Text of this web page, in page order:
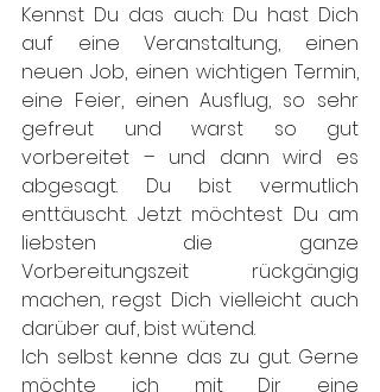
Kennst Du das auch: Du hast Dich
auf eine Veranstaltung, einen
neuen Job, einen wichtigen Termin,
eine Feier, einen Ausflug, so sehr
gefreut und warst so gut
vorbereitet – und dann wird es
abgesagt. Du bist vermutlich
enttäuscht. Jetzt möchtest Du am
liebsten die ganze
Vorbereitungszeit rückgängig
machen, regst Dich vielleicht auch
darüber auf, bist wütend.
Ich selbst kenne das zu gut. Gerne
möchte ich mit Dir eine